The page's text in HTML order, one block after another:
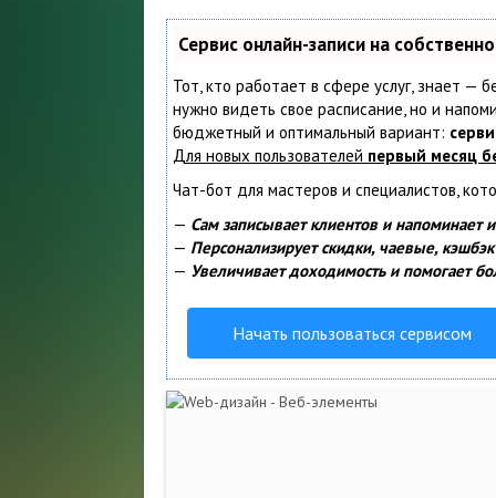
Сервис онлайн-записи на
Тот, кто работает в сфере услуг, знает —
нужно видеть свое расписание, но и
бюджетный и оптимальный вариант:
Для новых пользователей первый месяц
Чат-бот для мастеров и специалистов,
— Сам записывает клиентов и напоминает
— Персонализирует скидки, чаевые,
— Увеличивает доходимость и помогает
Начать пользоваться сервисом